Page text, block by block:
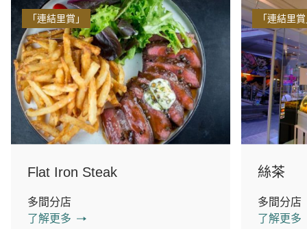
「連結里賞」
Flat Iron Steak
多間分店
了解更多
「連結里
絲茶
多間分店
了解更多